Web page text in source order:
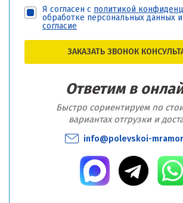
Я согласен с политикой
обработке персональных данных и
согласие
ЗАКАЗАТЬ ЗВОНОК
Ответим в
Быстро сориентируем по
вариантах отгрузки и
info@polevskoi-